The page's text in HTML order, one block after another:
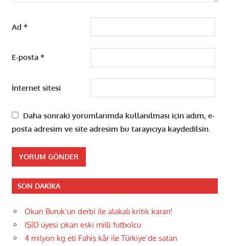
Ad *
E-posta *
İnternet sitesi
Daha sonraki yorumlarımda kullanılması için adım, e-
posta adresim ve site adresim bu tarayıcıya kaydedilsin.
SON DAKIKA
Okan Buruk’un derbi ile alakalı kritik kararı!
IŞİD üyesi çıkan eski milli futbolcu
4 milyon kg eti Fahiş kâr ile Türkiye’de satan